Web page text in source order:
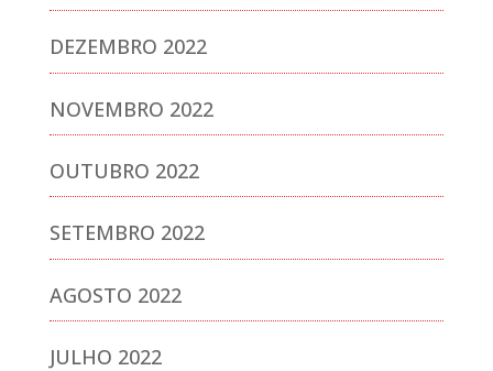
DEZEMBRO 2022
NOVEMBRO 2022
OUTUBRO 2022
SETEMBRO 2022
AGOSTO 2022
JULHO 2022